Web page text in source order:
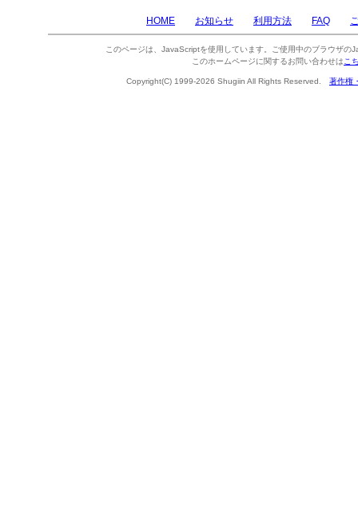
HOME お知らせ 利用方法 FAQ
このページは、JavaScriptを使用しています。ご使用中のブラウザの
このホームページに関するお問い合わせは こ
Copyright(C) 1999-2026 Shugiin All Rights Reserved. 著作権